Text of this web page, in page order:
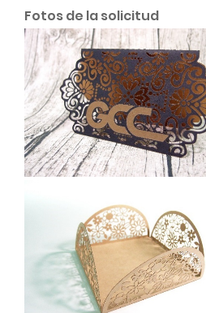
Fotos de la solicitud